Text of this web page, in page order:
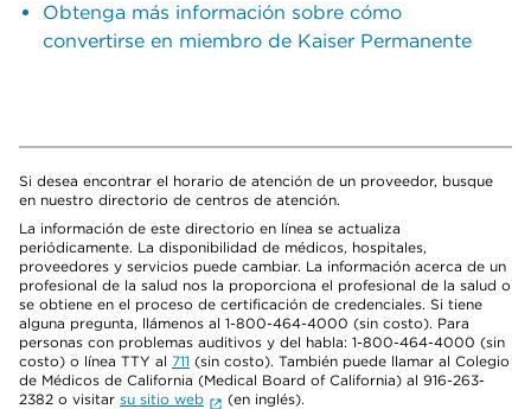
Obtenga más información sobre cómo
convertirse en miembro de Kaiser Permanente
Si desea encontrar el horario de atención de un proveedor, busque
en nuestro directorio de centros de atención.
La información de este directorio en línea se actualiza
periódicamente. La disponibilidad de médicos, hospitales,
proveedores y servicios puede cambiar. La información acerca de un
profesional de la salud nos la proporciona el profesional de la salud o
se obtiene en el proceso de certificación de credenciales. Si tiene
alguna pregunta, llámenos al 1-800-464-4000 (sin costo). Para
personas con problemas auditivos y del habla: 1-800-464-4000 (sin
costo) o línea TTY al 711 (sin costo). También puede llamar al Colegio
de Médicos de California (Medical Board of California) al 916-263-
2382 o visitar su sitio web
(en inglés).